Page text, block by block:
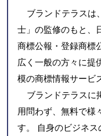
ブランドテラスは
士」の監修のもと、
商標公報・登録商標
広く一般の方々に提
模の商標情報サービ
ブランドテラスに
用問わず、無料で様
す。 自身のビジネ